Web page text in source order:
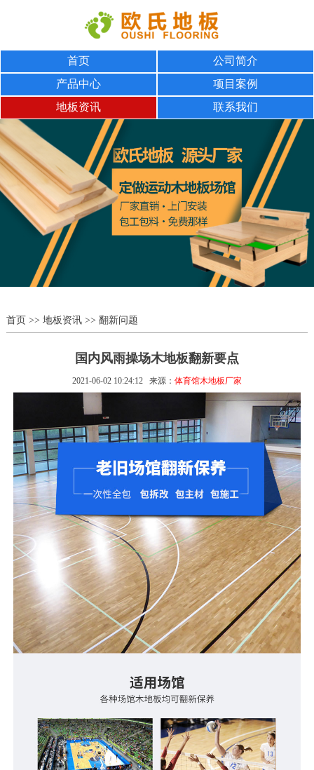
首页
公司简介
产品中心
项目案例
地板资讯
联系我们
首页>> 地板资讯>> 翻新问题
国内风雨操场木地板翻新要点
2021-06-02 10:24:12 来源： 体育馆木地板厂家